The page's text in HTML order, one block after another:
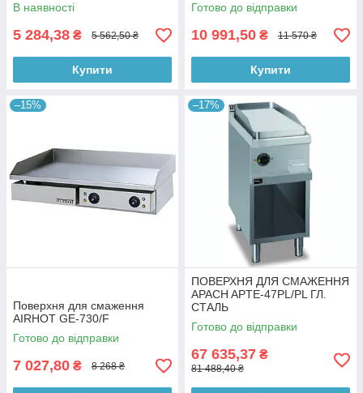
В наявності
5 284,38 ₴ 5 562,50 ₴
Купити
Готово до відправки
10 991,50 ₴ 11 570 ₴
Купити
–15%
Поверхня для смаження
AIRHOT GE-730/F
Готово до відправки
7 027,80 ₴ 8 268 ₴
–17%
ПОВЕРХНЯ ДЛЯ СМАЖЕННЯ
APACH APTE-47PL/PL ГЛ.
СТАЛЬ
Готово до відправки
67 635,37 ₴
81 488,40 ₴